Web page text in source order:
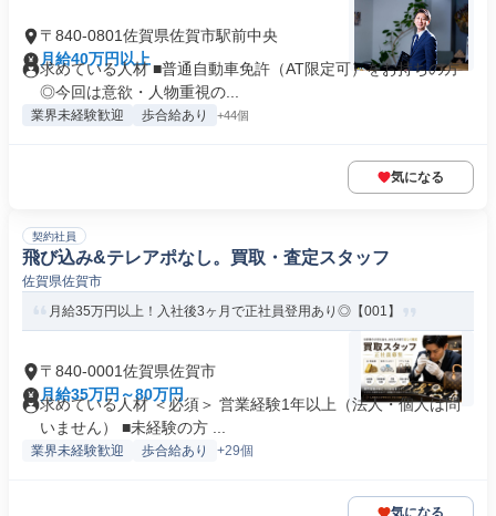
〒840-0801佐賀県佐賀市駅前中央
月給40万円以上
求めている人材 ■普通自動車免許（AT限定可）をお持ちの方
◎今回は意欲・人物重視の...
業界未経験歓迎 歩合給あり +44個
気になる
契約社員
飛び込み&テレアポなし。買取・査定スタッフ
佐賀県佐賀市
月給35万円以上！入社後3ヶ月で正社員登用あり◎【001】
〒840-0001佐賀県佐賀市
月給35万円～80万円
求めている人材 ＜必須＞ 営業経験1年以上（法人・個人は問
いません） ■未経験の方 ...
業界未経験歓迎 歩合給あり +29個
気になる